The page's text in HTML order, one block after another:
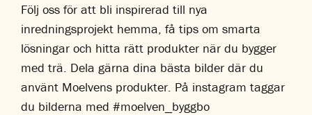
Följ oss för att bli inspirerad till nya
inredningsprojekt hemma, få tips om smarta
lösningar och hitta rätt produkter när du bygger
med trä. Dela gärna dina bästa bilder där du
använt Moelvens produkter. På instagram taggar
du bilderna med #moelven_byggbo